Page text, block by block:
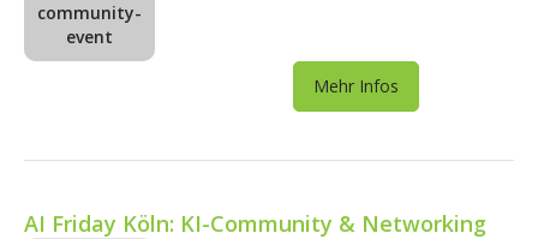
community-
event
Mehr Infos
AI Friday Köln: KI-Community & Networking